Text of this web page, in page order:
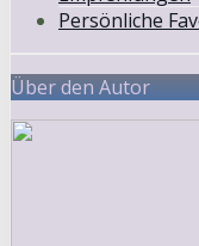
Persönliche
Über den Autor